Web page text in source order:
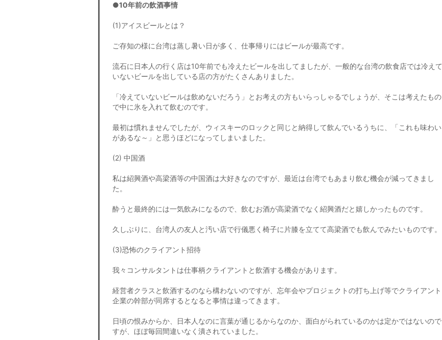
●10年前の飲酒事情
(1)アイスビールとは？
ご存知の様に台湾は蒸し暑い日が多く、仕事帰りにはビールが最高です。
流石に日本人の行く店は10年前でも冷えたビールを出してましたが、一般的な台湾の飲食店では冷えて
いないビールを出している店の方がたくさんありました。
「冷えていないビールは飲めないだろう」とお考えの方もいらっしゃるでしょうが、そこは考えたもの
で中に氷を入れて飲むのです。
最初は慣れませんでしたが、ウィスキーのロックと同じと納得して飲んでいるうちに、「これも味わい
があるな～」と思うほどになってしまいました。
(2) 中国酒
私は紹興酒や高梁酒等の中国酒は大好きなのですが、最近は台湾でもあまり飲む機会が減ってきまし
た。
酔うと最終的には一気飲みになるので、飲むお酒が高梁酒でなく紹興酒だと嬉しかったものです。
久しぶりに、台湾人の友人と汚い店で行儀悪く椅子に片膝を立てて高梁酒でも飲んでみたいものです。
(3)恐怖のクライアント招待
我々コンサルタントは仕事柄クライアントと飲酒する機会があります。
経営者クラスと飲酒するのなら構わないのですが、忘年会やプロジェクトの打ち上げ等でクライアント
企業の幹部が同席するとなると事情は違ってきます。
日頃の恨みからか、日本人なのに言葉が通じるからなのか、面白がられているのかは定かではないので
すが、ほぼ毎回間違いなく潰されていました。